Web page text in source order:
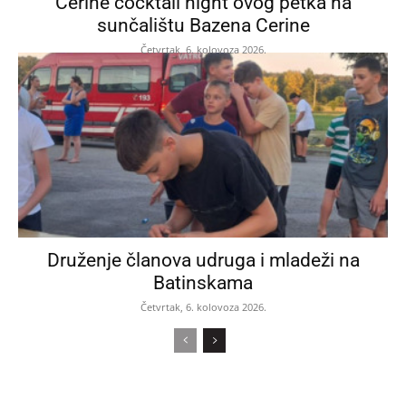
sunčalištu Bazena Cerine
Četvrtak, 6. kolovoza 2026.
Druženje članova udruga i mladeži na
Batinskama
Četvrtak, 6. kolovoza 2026.